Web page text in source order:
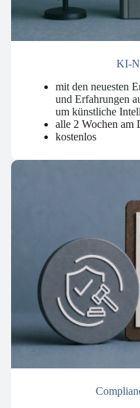
mit den neuesten
und Erfahrungen
um künstliche
alle 2 Wochen am